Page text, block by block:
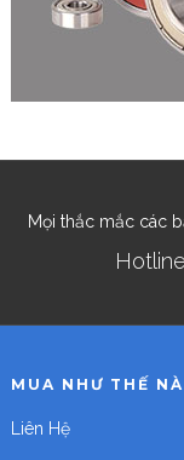
Mọi thắc mắc các
MUA NHƯ THẾ
Liên Hệ